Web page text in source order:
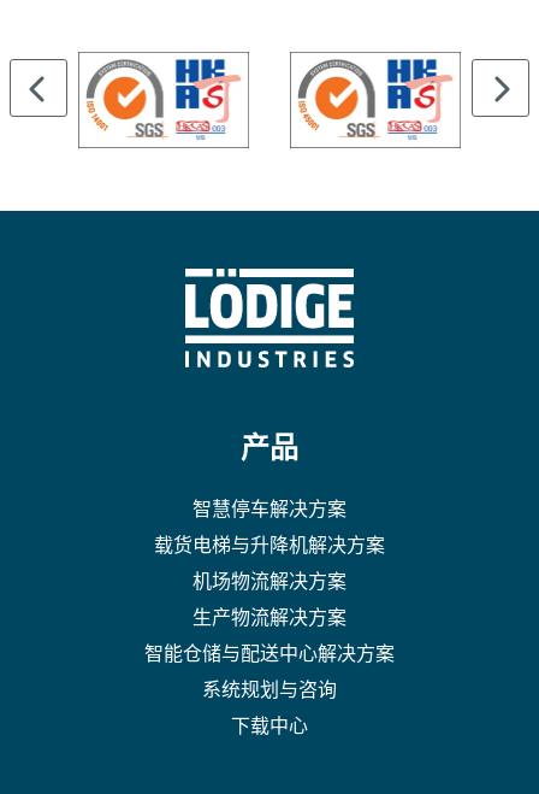
产品
智慧停车解决方案
载货电梯与升降机解决方案
机场物流解决方案
生产物流解决方案
智能仓储与配送中心解决方案
系统规划与咨询
下载中心